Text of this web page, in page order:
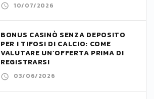
10/07/2026
BONUS CASINÒ SENZA DEPOSITO
PER I TIFOSI DI CALCIO: COME
VALUTARE UN’OFFERTA PRIMA DI
REGISTRARSI
03/06/2026